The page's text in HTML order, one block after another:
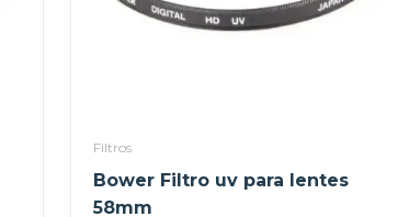
Filtros
Bower Filtro uv para lentes
58mm